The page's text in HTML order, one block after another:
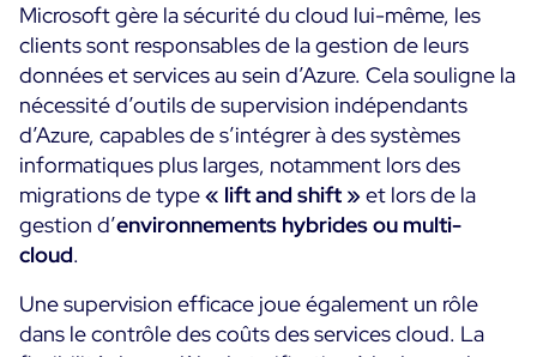
Centreon Log Management
Centreon Experience Monitoring
Open Source Support Login
English
Italiano
Español
Essai gratuit
Microsoft gère la sécurité du cloud lui-même, les
clients sont responsables de la gestion de leurs
données et services au sein d’Azure. Cela souligne la
nécessité d’outils de supervision indépendants
d’Azure, capables de s’intégrer à des systèmes
informatiques plus larges, notamment lors des
migrations de type« lift and shift »et lors de la
gestion d’environnements hybrides ou multi-
cloud.
Une supervision efficace joue également un rôle
dans le contrôle des coûts des services cloud. La